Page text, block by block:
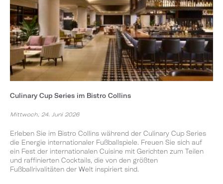
Culinary Cup Series im Bistro Collins
Mittwoch, 24. Juni 2026
Erleben Sie im Bistro Collins während der Culinary Cup Series
die Energie internationaler Fußballspiele. Freuen Sie sich auf
ein Fest der internationalen Cuisine mit Gerichten zum Teilen
und raffinierten Cocktails, die von den größten
Fußballrivalitäten der Welt inspiriert sind.